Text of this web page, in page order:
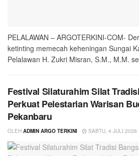
PELALAWAN – ARGOTERKINI-COM-
ketinting memecah keheningan Sungai
Pelalawan H. Zukri Misran, S.M., M.M.
Festival Silaturahim Silat
Perkuat Pelestarian Warisan
Pekanbaru
OLEH ADMIN ARGO TERKINI SABTU, 4 JULI 2026